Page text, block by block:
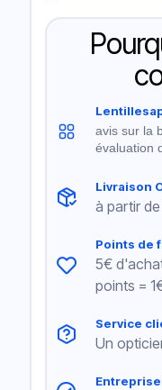
avis sur la
évaluation
Livraison
à partir
Points de
5€
points =
Service
Un